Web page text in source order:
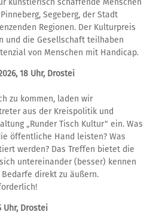
künstlerisch schaffende Menschen
Segeberg, der Stadt
Regionen. Der Kulturpreis
und die Gesellschaft teilhaben
von Menschen mit Handicap.
18 Uhr, Drostei
zu kommen, laden wir
aus der Kreispolitik und
„Runder Tisch Kultur" ein. Was
öffentliche Hand leisten? Was
werden? Das Treffen bietet die
untereinander (besser) kennen
direkt zu äußern.
Uhr, Drostei